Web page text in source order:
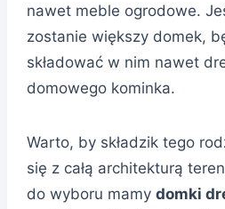
nawet meble ogrodowe.
zostanie większy domek,
składować w nim nawet
domowego kominka.
Warto, by składzik tego
się z całą architekturą
do wyboru mamy domki